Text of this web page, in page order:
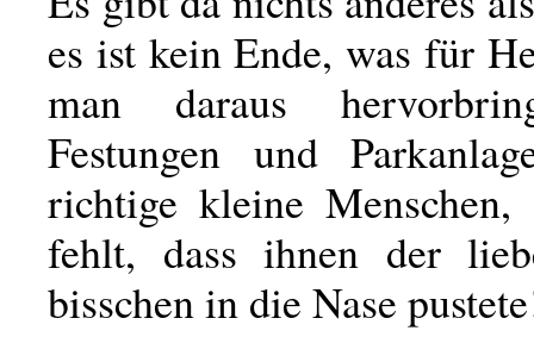
es ist kein Ende, was für
man daraus
Festungen und
richtige kleine Menschen,
fehlt, dass ihnen der
bisschen in die Nase